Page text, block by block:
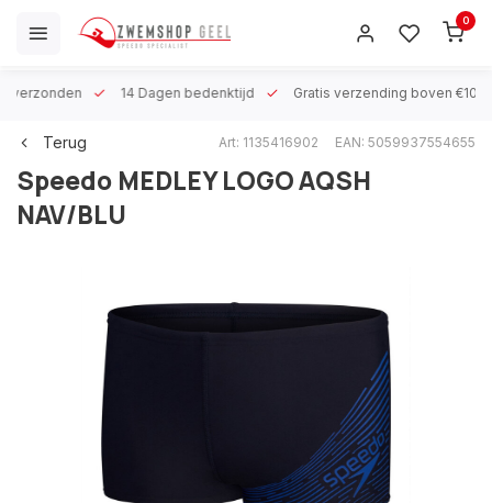
0
verzonden 14 Dagen bedenktijd Gratis verzending boven €100
Terug Art: 1135416902 EAN: 5059937554655
Speedo MEDLEY LOGO AQSH
NAV/BLU